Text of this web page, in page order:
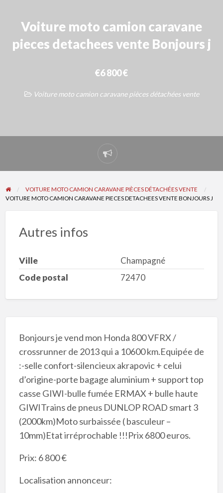
Voiture moto camion caravane
pieces detachees vente Bonjours j
€6 800 €
Voiture moto camion caravane pièces détachées vente
Signaler
un
problème
VOITURE MOTO CAMION CARAVANE PIÈCES DÉTACHÉES VENTE
VOITURE MOTO CAMION CARAVANE PIECES DETACHEES VENTE BONJOURS J
Autres infos
Ville
Champagné
Code postal
72470
Bonjours je vend mon Honda 800 VFRX /
crossrunner de 2013 qui a 10600 km.Equipée de
:-selle confort-silencieux akrapovic + celui
d’origine-porte bagage aluminium + support top
casse GIWI-bulle fumée ERMAX + bulle haute
GIWITrains de pneus DUNLOP ROAD smart 3
(2000km)Moto surbaissée ( basculeur –
10mm)Etat irréprochable !!!Prix 6800 euros.
Prix: 6 800 €
Localisation annonceur: